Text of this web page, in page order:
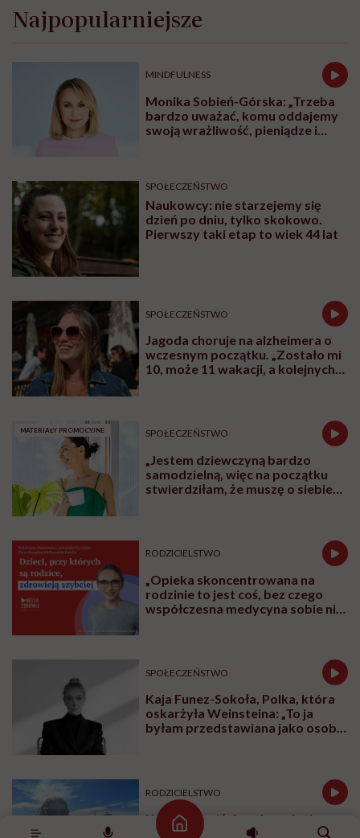
Strona główna
Najpopularniejsze
MINDFULNESS
Monika Sobień-Górska: „Trzeba
bardzo uważać, komu oddajemy
swoją wrażliwość, pieniądze i
SPOŁECZEŃSTWO
Naukowcy: nie starzejemy się
dzień po dniu, tylko skokowo.
Pierwszy taki etap to wiek 44 lat
SPOŁECZEŃSTWO
Jagoda choruje na alzheimera o
wczesnym początku. „Zostało mi
10, może 11 wakacji, a kolejnych
MATERIAŁY PROMOCYJNE SPOŁECZEŃSTWO
„Jestem dziewczyną bardzo
samodzielną, więc na początku
stwierdziłam, że muszę o siebie
RODZICIELSTWO
„Opieka skoncentrowana na
rodzinie to jest coś, bez czego
współczesna medycyna sobie nie
SPOŁECZEŃSTWO
Kaja Funez-Sokoła, Polka, która
oskarżyła Weinsteina: „To ja
byłam przedstawiana jako osoba,
RODZICIELSTWO
Kamila Kamińska o karmieniu
piersią swojej 5-letniej córki: „W